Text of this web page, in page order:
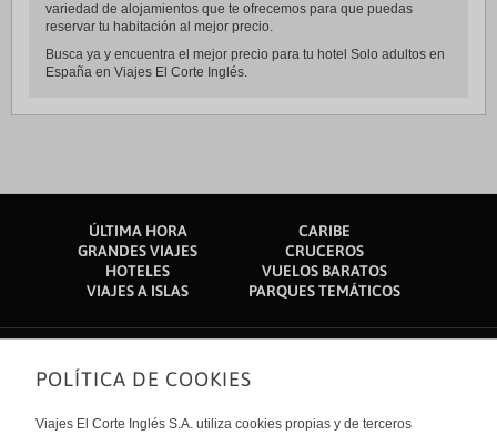
variedad de alojamientos que te ofrecemos para que puedas
reservar tu habitación al mejor precio.
Busca ya y encuentra el mejor precio para tu hotel Solo adultos en
España en Viajes El Corte Inglés.
ÚLTIMA HORA
CARIBE
GRANDES VIAJES
CRUCEROS
HOTELES
VUELOS BARATOS
VIAJES A ISLAS
PARQUES TEMÁTICOS
Sobre nosotros
Quiénes somos
POLÍTICA DE COOKIES
Viajes El Corte Inglés S.A. utiliza cookies propias y de terceros